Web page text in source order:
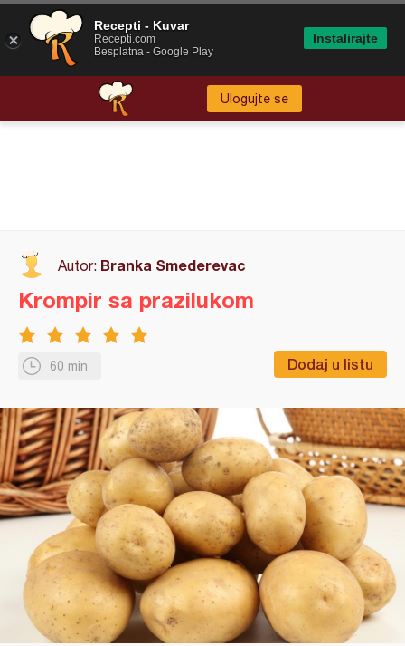
Ulogujte se
Autor: Branka Smederevac
60 min Dodaj u listu
Krompir sa prazilukom
Recepti - Kuvar
Recepti.com
Besplatna - Google Play
Instalirajte